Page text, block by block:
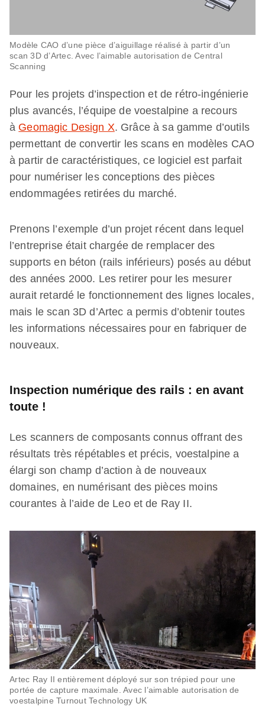
Modèle CAO d’une pièce d’aiguillage réalisé à partir d’un
scan 3D d’Artec. Avec l’aimable autorisation de Central
Scanning
Pour les projets d’inspection et de rétro-ingénierie
plus avancés, l’équipe de voestalpine a recours
à Geomagic Design X. Grâce à sa gamme d’outils
permettant de convertir les scans en modèles CAO
à partir de caractéristiques, ce logiciel est parfait
pour numériser les conceptions des pièces
endommagées retirées du marché.
Prenons l’exemple d’un projet récent dans lequel
l’entreprise était chargée de remplacer des
supports en béton (rails inférieurs) posés au début
des années 2000. Les retirer pour les mesurer
aurait retardé le fonctionnement des lignes locales,
mais le scan 3D d’Artec a permis d’obtenir toutes
les informations nécessaires pour en fabriquer de
nouveaux.
Inspection numérique des rails : en avant
toute !
Les scanners de composants connus offrant des
résultats très répétables et précis, voestalpine a
élargi son champ d’action à de nouveaux
domaines, en numérisant des pièces moins
courantes à l’aide de Leo et de Ray II.
Artec Ray II entièrement déployé sur son trépied pour une
portée de capture maximale. Avec l’aimable autorisation de
voestalpine Turnout Technology UK